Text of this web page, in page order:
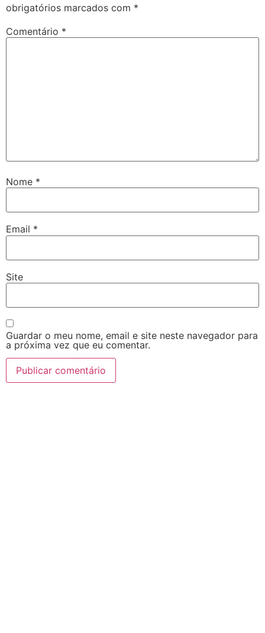
obrigatórios marcados com *
Comentário *
Nome *
Email *
Site
Guardar o meu nome, email e site neste navegador para
a próxima vez que eu comentar.